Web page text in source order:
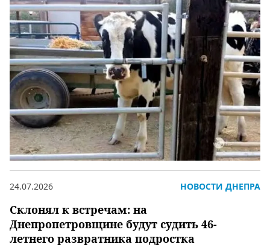
Склонял к встречам: на
Днепропетровщине будут судить 46-
летнего развратника подростка
24.07.2026 НОВОСТИ ДНЕПРА